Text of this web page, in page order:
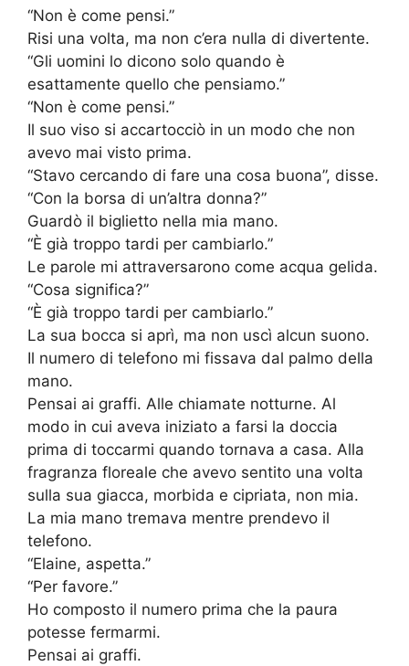
“Non è come pensi.”
Risi una volta, ma non c’era nulla di divertente.
“Gli uomini lo dicono solo quando è
esattamente quello che pensiamo.”
“Non è come pensi.”
Il suo viso si accartocciò in un modo che non
avevo mai visto prima.
“Stavo cercando di fare una cosa buona”, disse.
“Con la borsa di un’altra donna?”
Guardò il biglietto nella mia mano.
“È già troppo tardi per cambiarlo.”
Le parole mi attraversarono come acqua gelida.
“Cosa significa?”
“È già troppo tardi per cambiarlo.”
La sua bocca si aprì, ma non uscì alcun suono.
Il numero di telefono mi fissava dal palmo della
mano.
Pensai ai graffi. Alle chiamate notturne. Al
modo in cui aveva iniziato a farsi la doccia
prima di toccarmi quando tornava a casa. Alla
fragranza floreale che avevo sentito una volta
sulla sua giacca, morbida e cipriata, non mia.
La mia mano tremava mentre prendevo il
telefono.
“Elaine, aspetta.”
“Per favore.”
Ho composto il numero prima che la paura
potesse fermarmi.
Pensai ai graffi.